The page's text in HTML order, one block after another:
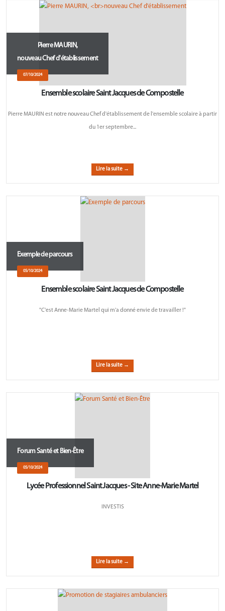
Pierre MAURIN,
nouveau Chef d'établissement
07/10/2024
Ensemble scolaire Saint Jacques de Compostelle
Pierre MAURIN est notre nouveau Chef d'établissement de l'ensemble scolaire à partir
du 1er septembre...
Lire la suite →
Exemple de parcours
05/10/2024
Ensemble scolaire Saint Jacques de Compostelle
"C'est Anne-Marie Martel qui m'a donné envie de travailler !"
Lire la suite →
Forum Santé et Bien-Être
05/10/2024
Lycée Professionnel Saint Jacques - Site Anne-Marie Martel
INVESTIS
Lire la suite →